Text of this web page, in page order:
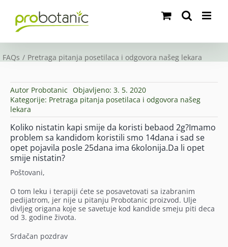
content
FAQs Pretraga pitanja posetilaca i odgovora našeg lekara
Autor Probotanic Objavljeno: 3. 5. 2020
Kategorije: Pretraga pitanja posetilaca i odgovora našeg
lekara
Koliko nistatin kapi smije da koristi bebaod 2g?Imamo
problem sa kandidom koristili smo 14dana i sad se
opet pojavila posle 25dana ima 6kolonija.Da li opet
smije nistatin?
Poštovani,
O tom leku i terapiji ćete se posavetovati sa izabranim
pedijatrom, jer nije u pitanju Probotanic proizvod. Ulje
divljeg origana koje se savetuje kod kandide smeju piti deca
od 3. godine života.
Srdačan pozdrav